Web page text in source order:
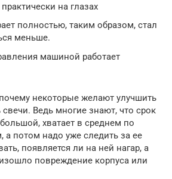
на глазах
полностью, таким образом, стал
меньше.
машиной работает
некоторые желают улучшить
свечи. Ведь многие знают, что срок
хватает в среднем по
а потом надо уже следить за ее
появляется ли на ней нагар, а
повреждение корпуса или